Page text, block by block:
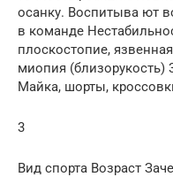
осанку. Воспитыва ют
в команде
плоскостопие,
миопия (близорукость)
Майка, шорты,
3
Вид спорта Возраст